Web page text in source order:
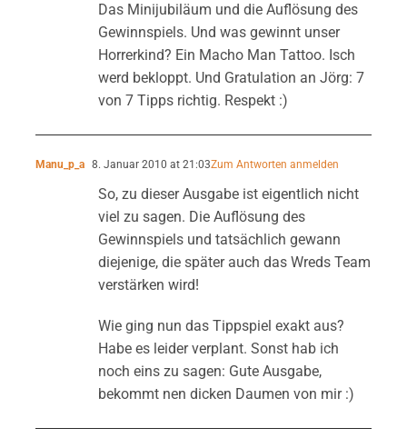
Das Minijubiläum und die Auflösung des
Gewinnspiels. Und was gewinnt unser
Horrerkind? Ein Macho Man Tattoo. Isch
werd bekloppt. Und Gratulation an Jörg: 7
von 7 Tipps richtig. Respekt :)
Manu_p_a 8. Januar 2010 at 21:03Zum Antworten anmelden
So, zu dieser Ausgabe ist eigentlich nicht
viel zu sagen. Die Auflösung des
Gewinnspiels und tatsächlich gewann
diejenige, die später auch das Wreds Team
verstärken wird!
Wie ging nun das Tippspiel exakt aus?
Habe es leider verplant. Sonst hab ich
noch eins zu sagen: Gute Ausgabe,
bekommt nen dicken Daumen von mir :)